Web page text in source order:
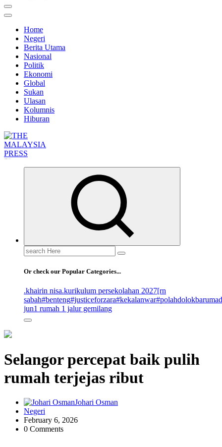
Home
Negeri
Berita Utama
Nasional
Politik
Ekonomi
Global
Sukan
Ulasan
Kolumnis
Hiburan
Search
for:
Or check our Popular Categories...
.khairin nisa.kurikulum persekolahan 2027[rn
sabah#benteng#justiceforzara#kekalanwar
jun1 rumah 1 jalur gemilang
Selangor percepat baik pulih
rumah terjejas ribut
Johari Osman
Negeri
February 6, 2026
0 Comments